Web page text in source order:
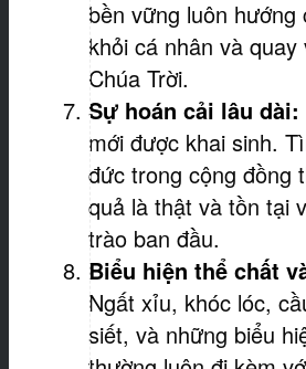
bền vững luôn hướng
khỏi cá nhân và
Chúa Trời.
Sự hoán cải lâu dài:
mới được khai sinh.
đức trong cộng đồng
quả là thật và tồn tại
trào ban đầu.
Biểu hiện thể chất
Ngất xỉu, khóc lóc,
siết, và những biểu